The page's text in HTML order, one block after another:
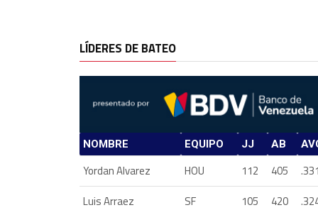
LÍDERES DE BATEO
NOMBRE EQUIPO JJ AB
Yordan Alvarez HOU 112 405
.331
Luis Arraez
SF 105 420